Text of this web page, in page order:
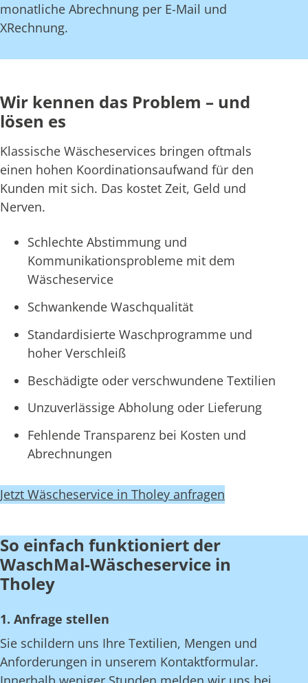
monatliche Abrechnung per E-Mail und
XRechnung.
Wir kennen das Problem – und
lösen es
Klassische Wäscheservices bringen oftmals
einen hohen Koordinationsaufwand für den
Kunden mit sich. Das kostet Zeit, Geld und
Nerven.
Schlechte Abstimmung und
Kommunikationsprobleme mit dem
Wäscheservice
Schwankende Waschqualität
Standardisierte Waschprogramme und
hoher Verschleiß
Beschädigte oder verschwundene Textilien
Unzuverlässige Abholung oder Lieferung
Fehlende Transparenz bei Kosten und
Abrechnungen
Jetzt Wäscheservice in Tholey anfragen
So einfach funktioniert der
WaschMal-Wäscheservice in
Tholey
1. Anfrage stellen
Sie schildern uns Ihre Textilien, Mengen und
Anforderungen in unserem Kontaktformular.